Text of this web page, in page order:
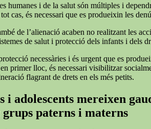
humanes i de la salut són múltiples i
cas, és necessari que es produeixin les
de l’alienació acaben no realitzant les
de salut i protecció dels infants i dels
necessàries i és urgent que es
primer lloc, és necessari visibilitzar
flagrant de drets en els més petits.
i adolescents mereixen
grups paterns i materns